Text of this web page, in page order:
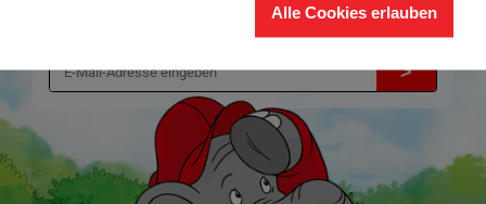
Alle Cookies erlauben
Datenschutzbestimmungen.
>